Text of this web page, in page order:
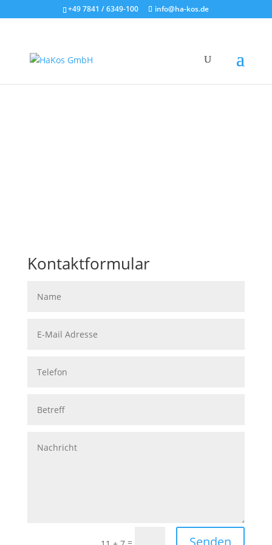
+49 7841 / 6349-100 info@ha-kos.de
Kontaktformular
=